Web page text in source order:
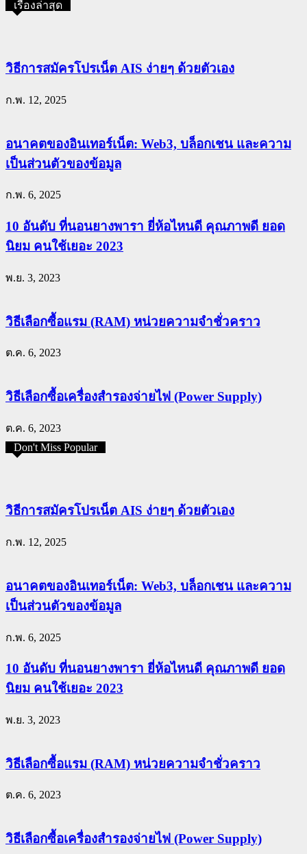
เรื่องล่าสุด
วิธีการสมัครโปรเน็ต AIS ง่ายๆ ด้วยตัวเอง
ก.พ. 12, 2025
อนาคตของอินเทอร์เน็ต: Web3, บล็อกเชน และความ
เป็นส่วนตัวของข้อมูล
ก.พ. 6, 2025
10 อันดับ ที่นอนยางพารา ยี่ห้อไหนดี คุณภาพดี ยอด
นิยม คนใช้เยอะ 2023
พ.ย. 3, 2023
วิธีเลือกซื้อแรม (RAM) หน่วยความจำชั่วคราว
ต.ค. 6, 2023
วิธีเลือกซื้อเครื่องสำรองจ่ายไฟ (Power Supply)
ต.ค. 6, 2023
Don't Miss Popular
วิธีการสมัครโปรเน็ต AIS ง่ายๆ ด้วยตัวเอง
ก.พ. 12, 2025
อนาคตของอินเทอร์เน็ต: Web3, บล็อกเชน และความ
เป็นส่วนตัวของข้อมูล
ก.พ. 6, 2025
10 อันดับ ที่นอนยางพารา ยี่ห้อไหนดี คุณภาพดี ยอด
นิยม คนใช้เยอะ 2023
พ.ย. 3, 2023
วิธีเลือกซื้อแรม (RAM) หน่วยความจำชั่วคราว
ต.ค. 6, 2023
วิธีเลือกซื้อเครื่องสำรองจ่ายไฟ (Power Supply)